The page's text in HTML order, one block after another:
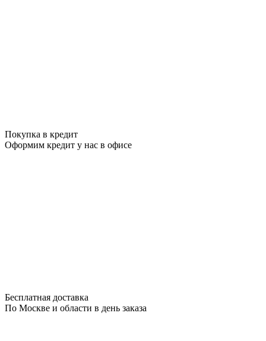
Покупка в кредит
Оформим кредит у нас в офисе
Бесплатная доставка
По Москве и области в день заказа